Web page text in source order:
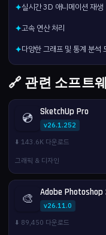
✦실시간 3D 애니메이션 재생
✦고속 연산 처리
✦다양한 그래프 및 통계 분석
🔗 관련 소프트
💿 SketchUp Pro
v26.1.252
⬇️ 143.6K 다운로드
그래픽 & 디자인
🎨 Adobe Photoshop
v26.11.0
⬇️ 89,450 다운로드